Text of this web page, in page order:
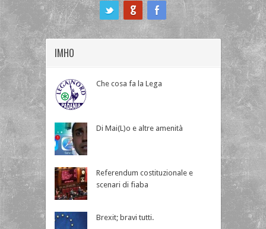
IMHO
Che cosa fa la Lega
Di Mai(L)o e altre amenità
Referendum costituzionale e
scenari di fiaba
Brexit; bravi tutti.